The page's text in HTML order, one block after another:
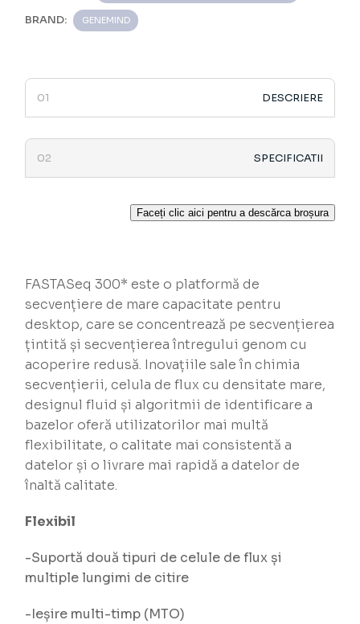
BRAND: GENEMIND
DESCRIERE
SPECIFICATII
Faceți clic aici pentru a descărca broșura
FASTASeq 300* este o platformă de
secvențiere de mare capacitate pentru
desktop, care se concentrează pe secvențierea
țintită și secvențierea întregului genom cu
acoperire redusă. Inovațiile sale în chimia
secvențierii, celula de flux cu densitate mare,
designul fluid și algoritmii de identificare a
bazelor oferă utilizatorilor mai multă
flexibilitate, o calitate mai consistentă a
datelor și o livrare mai rapidă a datelor de
înaltă calitate.
Flexibil
-Suportă două tipuri de celule de flux și
multiple lungimi de citire
-Ieșire multi-timp (MTO)